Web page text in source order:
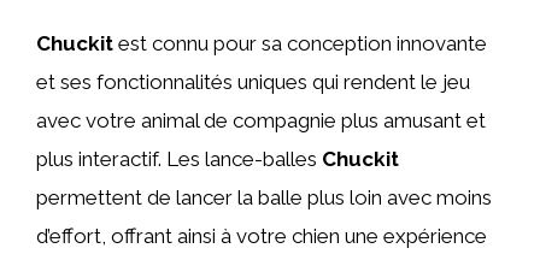
Chuckit est connu pour sa conception innovante
et ses fonctionnalités uniques qui rendent le jeu
avec votre animal de compagnie plus amusant et
plus interactif. Les lance-balles Chuckit
permettent de lancer la balle plus loin avec moins
d’effort, offrant ainsi à votre chien une expérience